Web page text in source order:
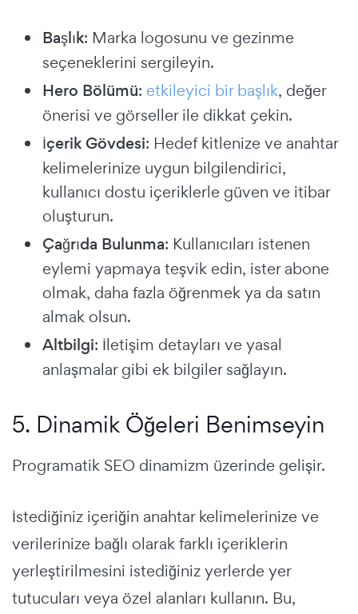
Başlık: Marka logosunu ve gezinme
seçeneklerini sergileyin.
Hero Bölümü: etkileyici bir başlık, değer
önerisi ve görseller ile dikkat çekin.
İçerik Gövdesi: Hedef kitlenize ve anahtar
kelimelerinize uygun bilgilendirici,
kullanıcı dostu içeriklerle güven ve itibar
oluşturun.
Çağrıda Bulunma: Kullanıcıları istenen
eylemi yapmaya teşvik edin, ister abone
olmak, daha fazla öğrenmek ya da satın
almak olsun.
Altbilgi: İletişim detayları ve yasal
anlaşmalar gibi ek bilgiler sağlayın.
5. Dinamik Öğeleri Benimseyin
Programatik SEO dinamizm üzerinde gelişir.
İstediğiniz içeriğin anahtar kelimelerinize ve
verilerinize bağlı olarak farklı içeriklerin
yerleştirilmesini istediğiniz yerlerde yer
tutucuları veya özel alanları kullanın. Bu,